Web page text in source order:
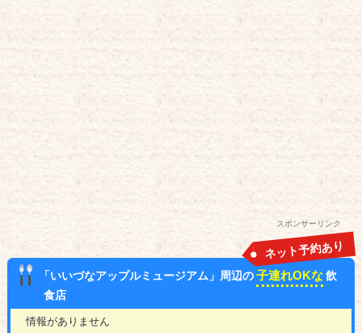
スポンサーリンク
「いいづなアップルミュージアム」周辺の子連れOKな 飲
食店
ネット予約あり
情報がありません